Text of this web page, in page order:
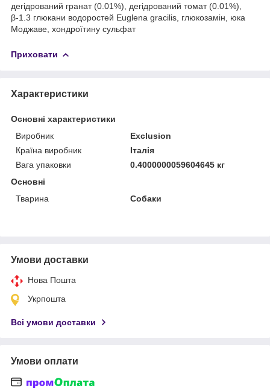
дегідрований гранат (0.01%), дегідрований томат (0.01%),
β-1.3 глюкани водоростей Euglena gracilis, глюкозамін, юка
Моджаве, хондроїтину сульфат
Приховати
Характеристики
Основні характеристики
Виробник
Exclusion
Країна виробник
Італія
Вага упаковки
0.4000000059604645 кг
Основні
Тварина
Собаки
Умови доставки
Нова Пошта
Укрпошта
Всі умови доставки
Умови оплати